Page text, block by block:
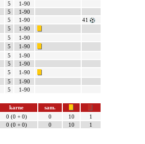
5
1-90
5
1-90
5 1-90
41
5
1-90
5
1-90
5
1-90
5
1-90
5
1-90
5
1-90
5
1-90
5 1-90
karne
sam.
0 (0 + 0) 0 10
1
0 (0 + 0) 0 10 1